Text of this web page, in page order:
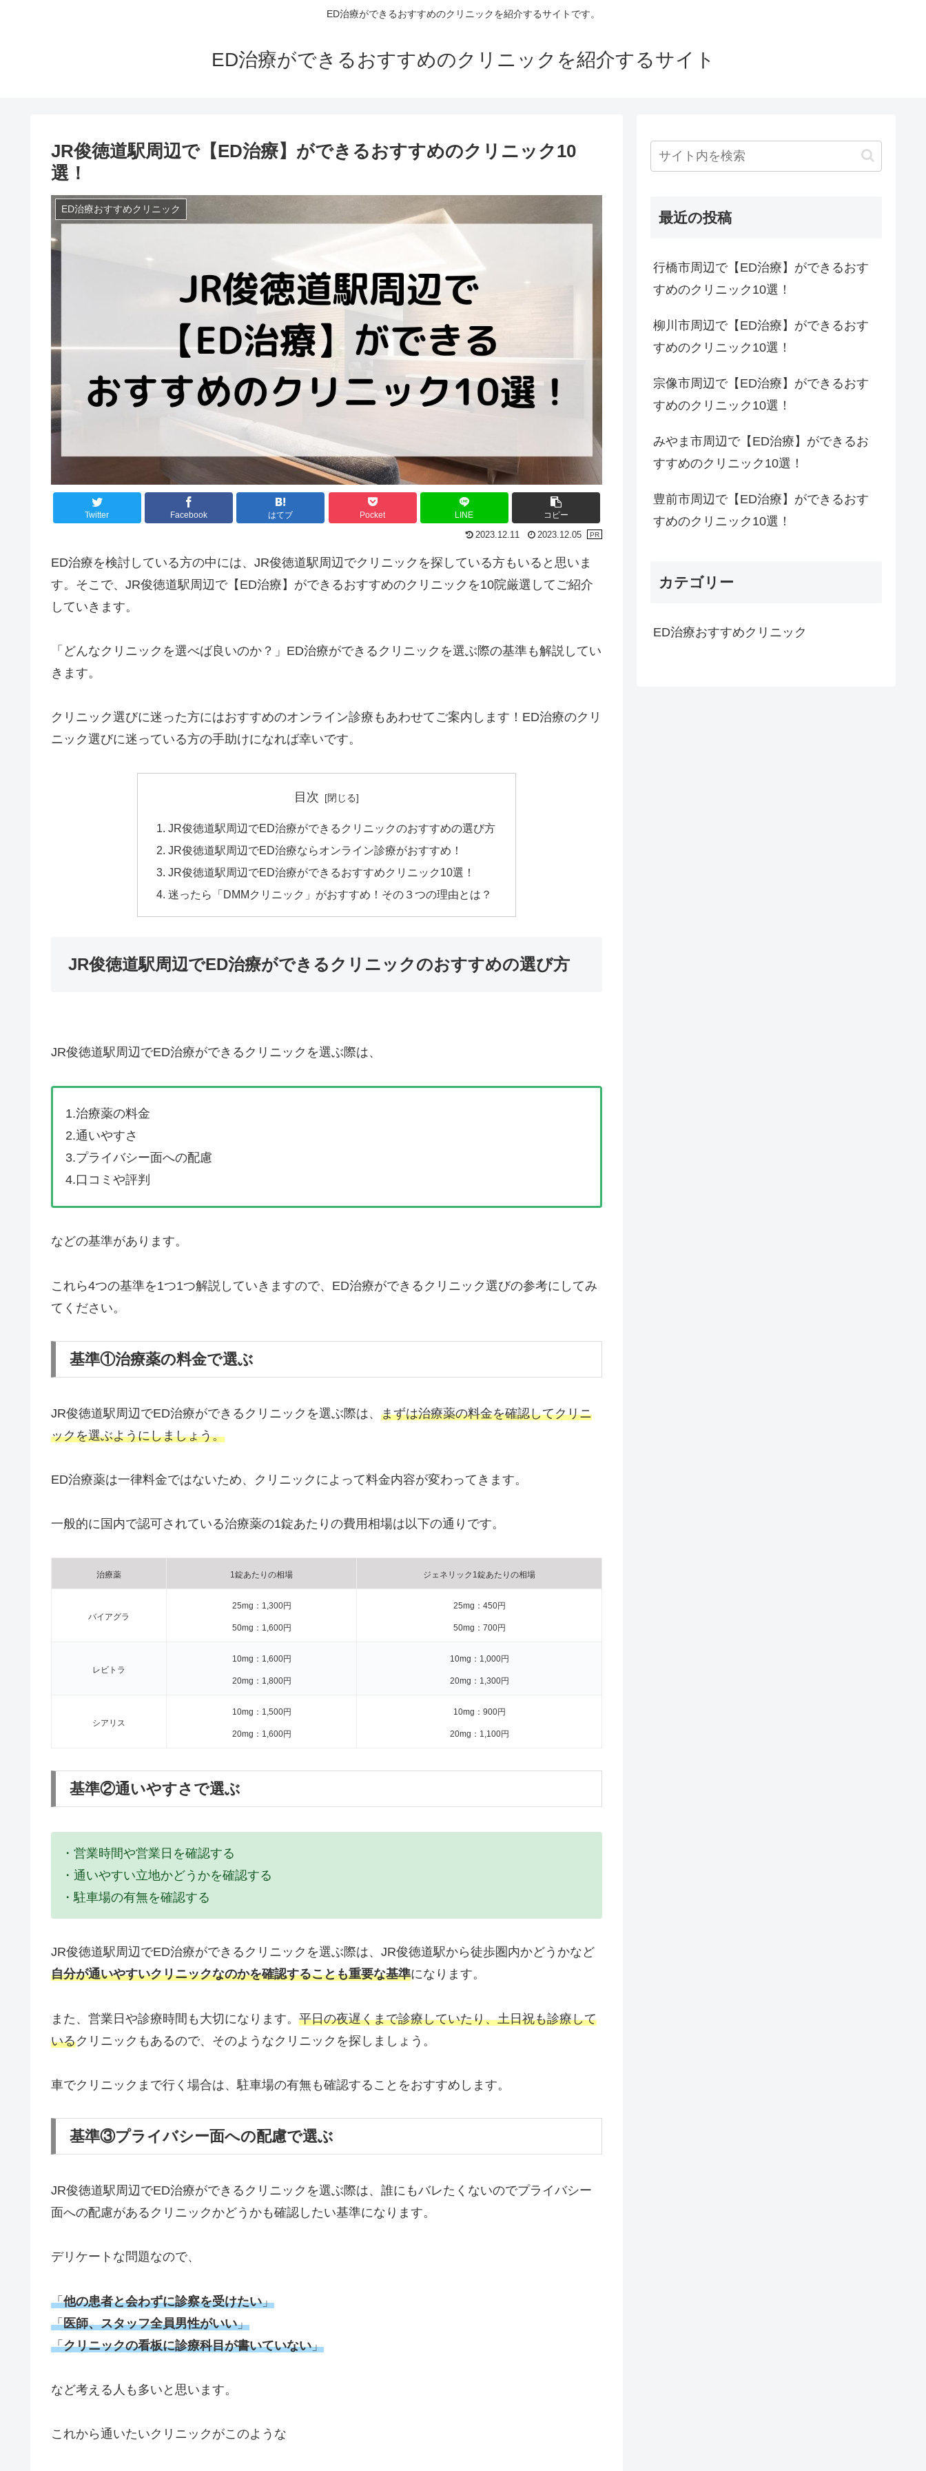
ED治療ができるおすすめのクリニックを紹介するサイトです。
ED治療ができるおすすめのクリニックを紹介するサイト
JR俊徳道駅周辺で【ED治療】ができるおすすめのクリニック10
選！
ED治療おすすめクリニック
Twitter Facebook はてブ Pocket LINE コピー
2023.12.11 2023.12.05
ED治療を検討している方の中には、JR俊徳道駅周辺でクリニックを探している方もいると思いま
す。そこで、JR俊徳道駅周辺で【ED治療】ができるおすすめのクリニックを10院厳選してご紹介
していきます。
「どんなクリニックを選べば良いのか？」ED治療ができるクリニックを選ぶ際の基準も解説してい
きます。
クリニック選びに迷った方にはおすすめのオンライン診療もあわせてご案内します！ED治療のクリ
ニック選びに迷っている方の手助けになれば幸いです。
目次
JR俊徳道駅周辺でED治療ができるクリニックのおすすめの選び方
JR俊徳道駅周辺でED治療ならオンライン診療がおすすめ！
JR俊徳道駅周辺でED治療ができるおすすめクリニック10選！
迷ったら「DMMクリニック」がおすすめ！その３つの理由とは？
JR俊徳道駅周辺でED治療ができるクリニックのおすすめの選び方
JR俊徳道駅周辺でED治療ができるクリニックを選ぶ際は、
1.治療薬の料金
2.通いやすさ
3.プライバシー面への配慮
4.口コミや評判
などの基準があります。
これら4つの基準を1つ1つ解説していきますので、ED治療ができるクリニック選びの参考にしてみ
てください。
基準①治療薬の料金で選ぶ
JR俊徳道駅周辺でED治療ができるクリニックを選ぶ際は、 まずは治療薬の料金を確認してクリニ
ックを選ぶようにしましょう。
ED治療薬は一律料金ではないため、クリニックによって料金内容が変わってきます。
一般的に国内で認可されている治療薬の1錠あたりの費用相場は以下の通りです。
治療薬 1錠あたりの相場 ジェネリック1錠あたりの相場
バイアグラ
25mg：1,300円
50mg：1,600円
25mg：450円
50mg：700円
レビトラ
10mg：1,600円
20mg：1,800円
10mg：1,000円
20mg：1,300円
シアリス
10mg：1,500円
20mg：1,600円
10mg：900円
20mg：1,100円
基準②通いやすさで選ぶ
・営業時間や営業日を確認する
・通いやすい立地かどうかを確認する
・駐車場の有無を確認する
JR俊徳道駅周辺でED治療ができるクリニックを選ぶ際は、JR俊徳道駅から徒歩圏内かどうかなど
自分が通いやすいクリニックなのかを確認することも重要な基準になります。
また、営業日や診療時間も大切になります。 平日の夜遅くまで診療していたり、土日祝も診療して
いるクリニックもあるので、そのようなクリニックを探しましょう。
車でクリニックまで行く場合は、駐車場の有無も確認することをおすすめします。
基準③プライバシー面への配慮で選ぶ
JR俊徳道駅周辺でED治療ができるクリニックを選ぶ際は、誰にもバレたくないのでプライバシー
面への配慮があるクリニックかどうかも確認したい基準になります。
デリケートな問題なので、
「他の患者と会わずに診察を受けたい」
「医師、スタッフ全員男性がいい」
「クリニックの看板に診療科目が書いていない」
など考える人も多いと思います。
これから通いたいクリニックがこのような
最近の投稿
行橋市周辺で【ED治療】ができるおす
すめのクリニック10選！
柳川市周辺で【ED治療】ができるおす
すめのクリニック10選！
宗像市周辺で【ED治療】ができるおす
すめのクリニック10選！
みやま市周辺で【ED治療】ができるお
すすめのクリニック10選！
豊前市周辺で【ED治療】ができるおす
すめのクリニック10選！
カテゴリー
ED治療おすすめクリニック